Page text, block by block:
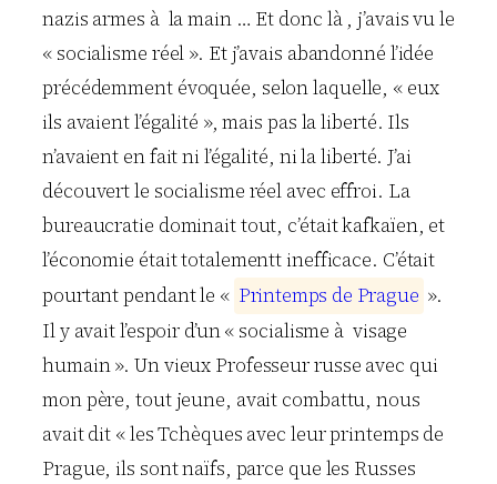
nazis armes à la main … Et donc là , j’avais vu le
« socialisme réel ». Et j’avais abandonné l’idée
précédemment évoquée, selon laquelle, « eux
ils avaient l’égalité », mais pas la liberté. Ils
n’avaient en fait ni l’égalité, ni la liberté. J’ai
découvert le socialisme réel avec effroi. La
bureaucratie dominait tout, c’était kafkaïen, et
l’économie était totalementt inefficace. C’était
pourtant pendant le « Printemps de Prague ».
Il y avait l’espoir d’un « socialisme à visage
humain ». Un vieux Professeur russe avec qui
mon père, tout jeune, avait combattu, nous
avait dit « les Tchèques avec leur printemps de
Prague, ils sont naïfs, parce que les Russes